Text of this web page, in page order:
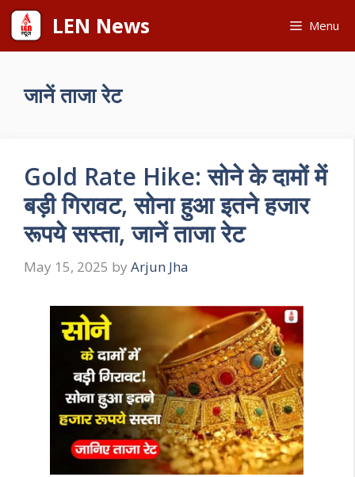
Skip
content
LEN News Menu
जानें ताजा रेट
Gold Rate Hike: सोने के दामों में
बड़ी गिरावट, सोना हुआ इतने हजार
रूपये सस्ता, जानें ताजा रेट
May 15, 2025 by Arjun Jha